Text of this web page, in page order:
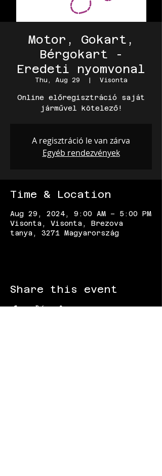
Motor, Gokart,
Bérgokart -
Eredeti nyomvonal
Thu, Aug 29 Visonta
Online előregisztráció saját
járművel kötelező!
A regisztráció le van zárva
Egyéb rendezvények
Time & Location
Aug 29, 2024, 9:00 AM – 5:00 PM
Visonta, Visonta, Brezova
tanya, 3271 Magyarország
Share this event